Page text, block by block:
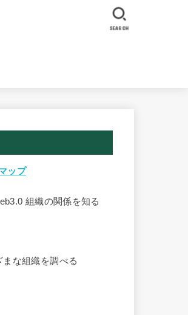
SEARCH
ップ
組織の関係を知る
な組織を調べる